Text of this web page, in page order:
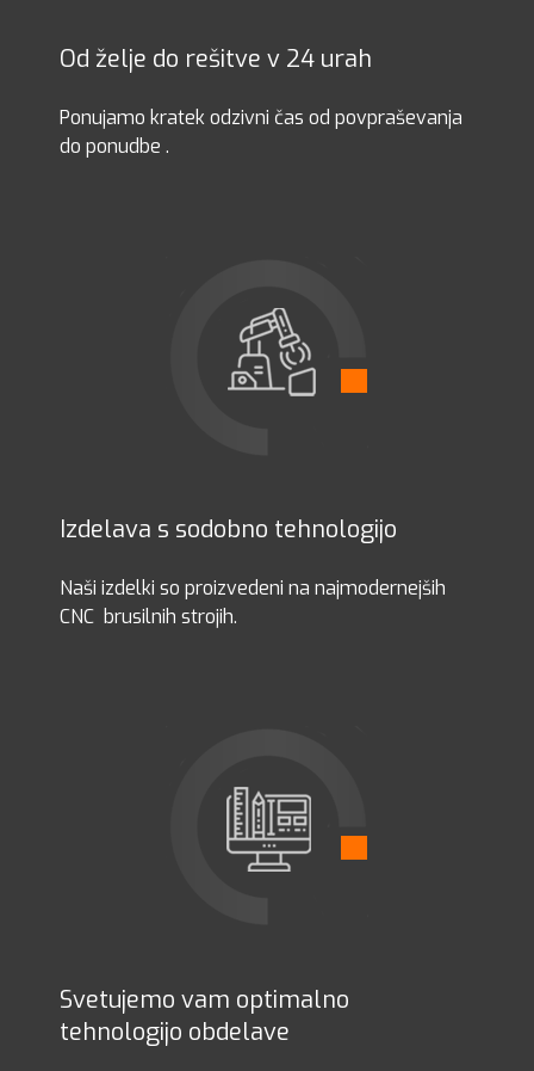
Od želje do rešitve v 24 urah
Ponujamo kratek odzivni čas od povpraševanja
do ponudbe .
Izdelava s sodobno tehnologijo
Naši izdelki so proizvedeni na najmodernejših
CNC brusilnih strojih.
Svetujemo vam optimalno
tehnologijo obdelave